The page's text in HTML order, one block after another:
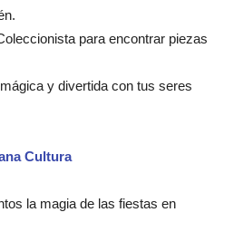
para encontrar piezas
y divertida con tus seres
Cultura
la magia de las fiestas en